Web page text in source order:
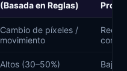
(Basada en Reglas)
Cambio de píxeles /
movimiento
Altos (30–50%) Bajos